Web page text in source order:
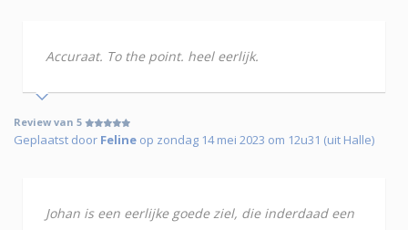
Accuraat. To the point. heel eerlijk.
Review van 5
Geplaatst door Feline op zondag 14 mei 2023 om 12u31 (uit Halle)
Johan is een eerlijke goede ziel, die inderdaad een